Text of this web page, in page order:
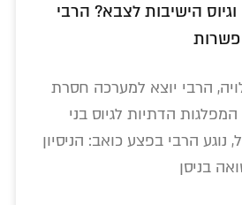
הישיבות לצבא? הרבי
הרבי יוצא למערכה חסרת
הדתיות לגיוס בני
נוגע הרבי בפצע כואב: הניסיון
בניסן